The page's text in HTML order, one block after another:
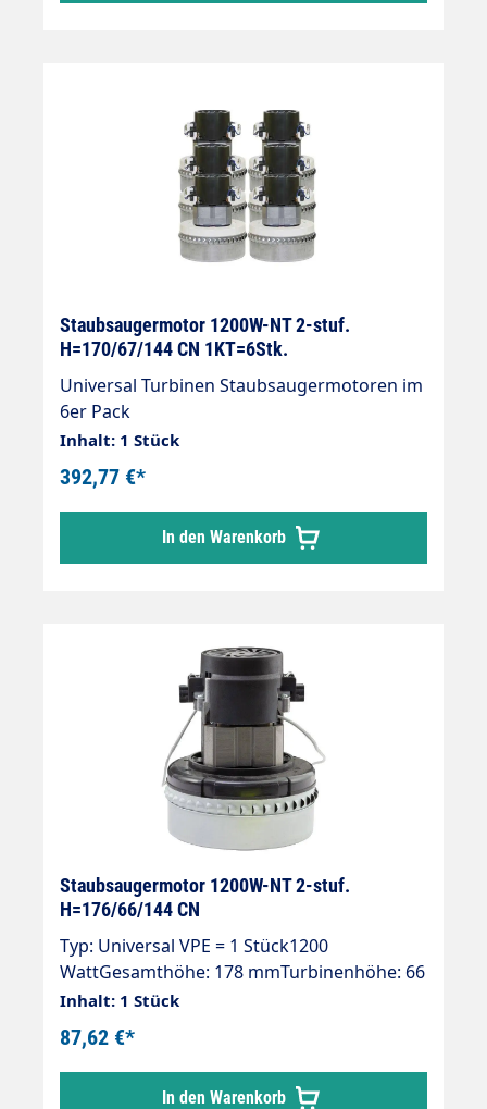
Staubsaugermotor 1200W-NT 2-stuf.
H=170/67/144 CN 1KT=6Stk.
Universal Turbinen Staubsaugermotoren im
6er Pack
Inhalt: 1 Stück
392,77 €*
In den Warenkorb
Staubsaugermotor 1200W-NT 2-stuf.
H=176/66/144 CN
Typ: Universal VPE = 1 Stück1200
WattGesamthöhe: 178 mmTurbinenhöhe: 66
mmDurchmesser: 144 mm2-stufig230 V / 50
Hz.Typ; UniversalKabel beigelegtDoppelt
kugelgelagertDoppelte
IsolierungIsolierungsklasse "B"
Inhalt: 1 Stück
87,62 €*
In den Warenkorb